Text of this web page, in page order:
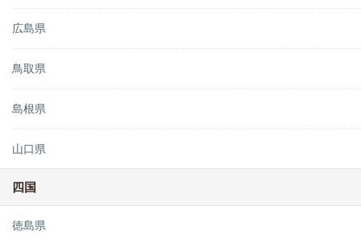
広島県
鳥取県
島根県
山口県
四国
徳島県